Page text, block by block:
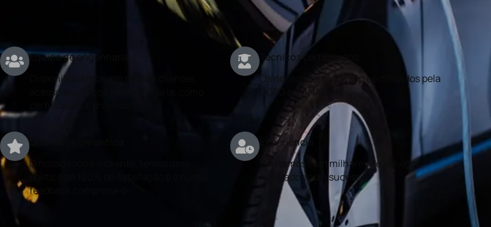
Equipa de engenharia
Disponibilizamos aos nossos clientes
acesso a serviços de engenharia, como
certificados e projetos.
Técnicos certificados
Os nossos técnicos são certificados pela
DGEG e a ANACOM
O nosso foco é o cliente, temos uma
politica de 100% de satisfação e o nosso
feedback comprova-o.
Experiência
Contamos com milhares de serviços
realizados com sucesso.